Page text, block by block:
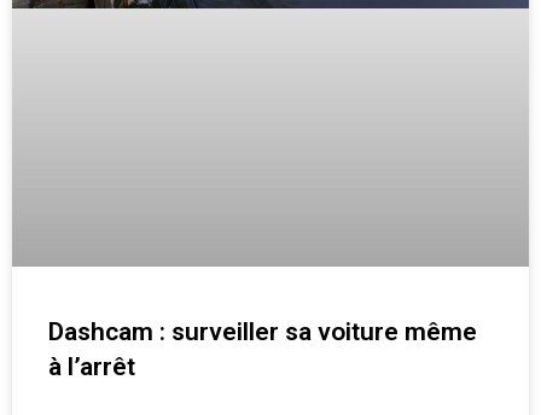
Dashcam : surveiller sa voiture même
à l’arrêt